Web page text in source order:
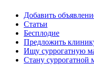
Добавить
Статьи
Бесплодие
Предложить
Ищу суррогатную
Стану суррогатной